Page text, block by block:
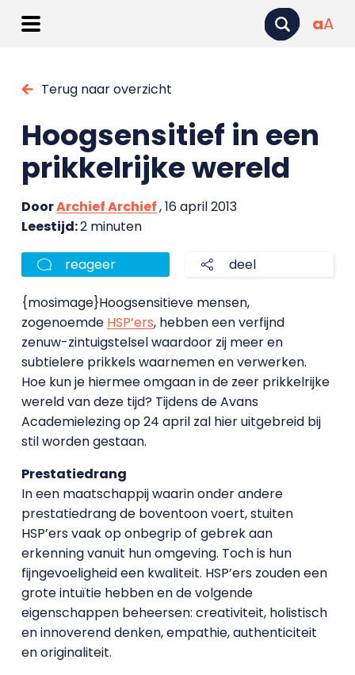
aA
Terug naar overzicht
Hoogsensitief in een
prikkelrijke wereld
DoorArchief Archief, 16 april 2013
Leestijd:2 minuten
reageer deel
{mosimage}Hoogsensitieve mensen,
zogenoemde HSP’ers, hebben een verfijnd
zenuw-zintuigstelsel waardoor zij meer en
subtielere prikkels waarnemen en verwerken.
Hoe kun je hiermee omgaan in de zeer prikkelrijke
wereld van deze tijd? Tijdens de Avans
Academielezing op 24 april zal hier uitgebreid bij
stil worden gestaan.
Prestatiedrang
In een maatschappij waarin onder andere
prestatiedrang de boventoon voert, stuiten
HSP’ers vaak op onbegrip of gebrek aan
erkenning vanuit hun omgeving. Toch is hun
fijngevoeligheid een kwaliteit. HSP’ers zouden een
grote intuïtie hebben en de volgende
eigenschappen beheersen: creativiteit, holistisch
en innoverend denken, empathie, authenticiteit
en originaliteit.